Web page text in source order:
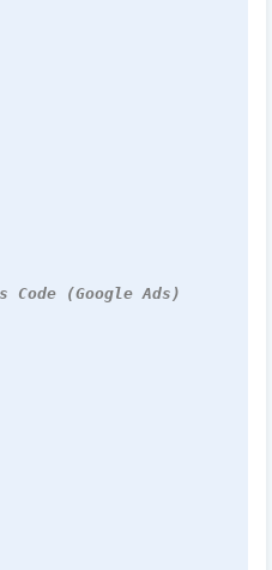
Code (Google Ads)